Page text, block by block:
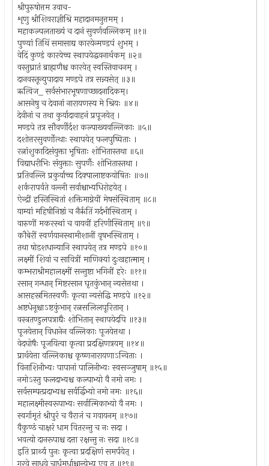
श्रीपुरुषोत्तम उवाच-
शृणु श्रीशिवराज्ञीश्रि महादानमनुत्तमम् ।
महाकल्पलताख्यं च दानं सुवर्णवल्लिकम् ॥१॥
पुण्यां तिथिं समासाद्य कारयेन्मण्डपं शुभम् ।
वेदिं कुण्डं कारयेच्च स्थापयेद्धवनार्थकम् ॥२॥
वस्तुघ्रातं ब्राह्मणैश्च कारयेत् स्वस्तिवाचनम् ।
दानवस्तून्युपादाय मण्डपे तत्र सन्न्यसेत् ॥३॥
ऋत्विज_ सर्वसंभारभूषणाच्छादनादिकम्।
आसनेषु च देवानां नारायणस्य मे श्रियः ॥४॥
देवीनां च तथा कुर्यादावाहनं प्रपूजयेत् ।
मण्डपे तत्र सौवर्णीर्दश कल्पाख्यवल्लिकाः ॥५॥
दशोत्तरसुवर्णोत्थाः स्थापयेत् फलपुष्पिताः ।
रत्नांशुकादिसंयुक्ता भूषिताः शोभितास्तथा ॥६॥
विद्याधरीभिः संयुक्ताः सुपर्णैः शोभितास्तथा ।
प्रतिवल्लि प्रकुर्याच्च दिक्पालाष्टकयोषितः ॥७॥
शर्करापर्वते वल्ली सर्वाश्चाभ्यधिरोहयेत् ।
ऐन्द्रीं हस्तिस्थितां शक्तिमाग्नेयीं मेषसंस्थिताम् ॥८॥
याम्यां महिषीनिष्ठां च नैर्ऋतिं गर्दभीस्थिताम् ।
वारुणीं मकरस्थां च वायवीं हरिणीस्थिताम् ॥९॥
कौबेरीं स्वर्णयानस्थामीशानीं वृषभस्थिताम् ।
तथा षोडशधान्यानि स्थापयेत् तत्र मण्डपे ॥१०॥
लक्ष्मीं शिवां च सावित्रीं माणिक्यां दुःखहात्माम् ।
कम्भराश्रीमहालक्ष्मीं सन्तुष्टा भगिनीं हरेः ॥११॥
रसान् गन्धान् मिष्टरसान घृतकुंभान् न्यसेत्तथा ।
आसहस्रमितस्वर्णैः कृत्वा न्यसेद्धि मण्डपे ॥१२॥
अष्टधेनूश्चाऽष्टकुंभान् रत्नसलिलपूरितान् ।
वस्त्रतण्डुलपत्राद्यैः शोभितान् स्थापयेदपि ॥१३॥
पूजयेत्तान् विधानेन वल्लिकाः पूजयेत्तथा ।
वेदघोषैः पूजयित्वा कृत्वा प्रदक्षिणत्रयम् ॥१४॥
प्रार्थयेत्ता वल्लिकाश्च कृष्णनारायणाऽन्विताः ।
विनाशिनीभ्यः पापानां पालिनीभ्यः स्वसञ्जुषाम् ॥१५॥
नमोऽस्तु फलदाभ्यश्च कल्पाभ्यो वै नमो नमः ।
सर्वसम्पत्प्रदाभ्यश्च सर्वर्द्धिभ्यो नमो नमः ॥१६॥
महालक्ष्मीस्वरूपाभ्यः सर्वात्मिकाभ्यो वै नमः ।
स्वर्गामृतं श्रीपुरं च वैराजं च गवायनम् ॥१७॥
वैकुण्ठं चाक्षरं धाम वितरन्तु च नः सदा ।
भवत्यो दानरूपाश्च दत्ता रक्षन्तु नः सदा ॥१८॥
इति प्रार्थ्य पुनः कृत्वा प्रदक्षिणं समर्पयेत् ।